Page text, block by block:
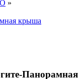
»
крыша